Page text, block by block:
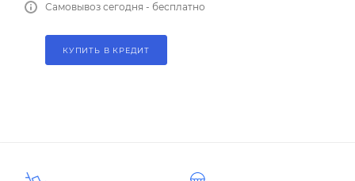
Самовывоз сегодня - бесплатно
КУПИТЬ В КРЕДИТ